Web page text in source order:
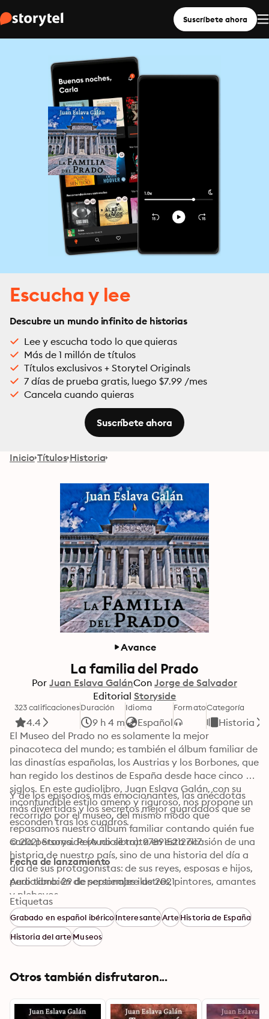
Suscríbete ahora
Escucha y lee
Descubre un mundo infinito de historias
Lee y escucha todo lo que quieras
Más de 1 millón de títulos
Títulos exclusivos + Storytel Originals
7 días de prueba gratis, luego $7.99 /mes
Cancela cuando quieras
Suscríbete ahora
Inicio Títulos Historia
Avance
La familia del Prado
Por Juan Eslava GalánCon Jorge de Salvador
Editorial Storyside
323 calificaciones
4.4
Duración
9 h 4 m
Idioma
Español
FormatoCategoría
Historia
El Museo del Prado no es solamente la mejor
pinacoteca del mundo; es también el álbum familiar de
las dinastías españolas, los Austrias y los Borbones, que
han regido los destinos de España desde hace cinco
siglos. En este audiolibro, Juan Eslava Galán, con su
inconfundible estilo ameno y riguroso, nos propone un
recorrido por el museo, del mismo modo que
repasamos nuestro álbum familiar contando quién fue
cada persona. Pero no se trata en esta ocasión de una
historia de nuestro país, sino de una historia del día a
día de sus protagonistas: de sus reyes, esposas e hijos,
pero también de personajes ilustres, pintores, amantes
y plebeyos.
Y de los episodios más emocionantes, las anécdotas
más divertidas y los secretos mejor guardados que se
esconden tras los cuadros.
© 2021 Storyside (Audiolibro): 9789152127117
Fecha de lanzamiento
Audiolibro: 29 de septiembre de 2021
Etiquetas
Grabado en español ibéricoInteresanteArteHistoria de España
Historia del arteMuseos
Otros también disfrutaron...